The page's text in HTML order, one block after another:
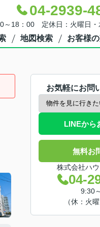
04-2939-
～18：00 定休日：火曜日・
地図検索 お客様
お気軽にお問
LINEから
無料お
株式会社ハ
04-
9:30
（休：火